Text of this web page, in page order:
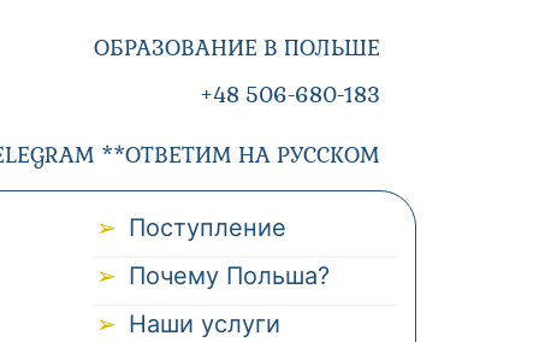
ОБРАЗОВАНИЕ В ПОЛЬШЕ
+48 506-680-183
**ОТВЕТИМ НА РУССКОМ
Поступление
Почему Польша?
Наши услуги